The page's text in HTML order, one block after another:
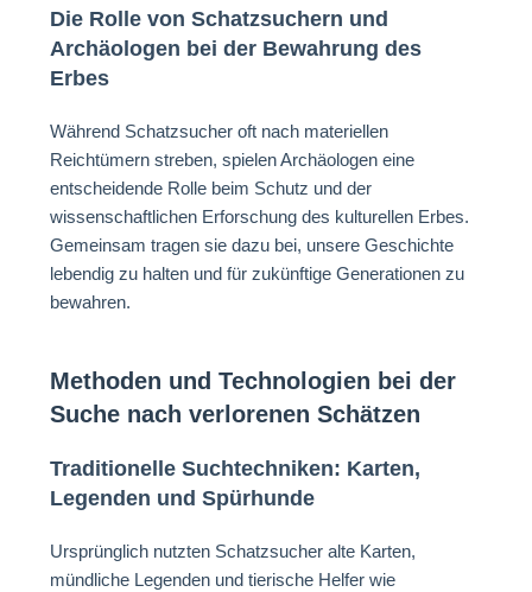
Die Rolle von Schatzsuchern und
Archäologen bei der Bewahrung des
Erbes
Während Schatzsucher oft nach materiellen
Reichtümern streben, spielen Archäologen eine
entscheidende Rolle beim Schutz und der
wissenschaftlichen Erforschung des kulturellen Erbes.
Gemeinsam tragen sie dazu bei, unsere Geschichte
lebendig zu halten und für zukünftige Generationen zu
bewahren.
Methoden und Technologien bei der
Suche nach verlorenen Schätzen
Traditionelle Suchtechniken: Karten,
Legenden und Spürhunde
Ursprünglich nutzten Schatzsucher alte Karten,
mündliche Legenden und tierische Helfer wie